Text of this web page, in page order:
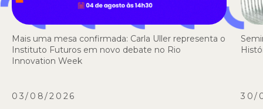
Mais uma mesa confirmada: Carla Uller representa o
Instituto Futuros em novo debate no Rio
Innovation Week
03/08/2026 30/